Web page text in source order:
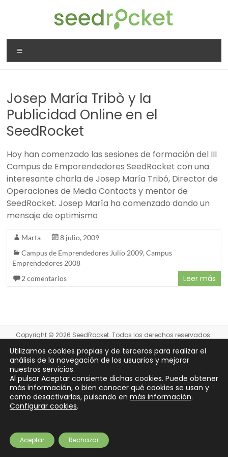
SeedRocket
La
que
nació
en
España
para
startups
TIC
en
fase
inicial
Josep María Tribò y la
Publicidad Online en el
SeedRocket
Hoy han comenzado las sesiones de formación del III
Campus de Emporendedores SeedRocket con una
interesante charla de Josep María Tribó, Director de
Operaciones de Media Contacts y mentor de
SeedRocket. Josep María ha comenzado dando un
mensaje de optimismo
Marta
8 julio, 2009
Campus de Emprendedores Julio 2009,Campus
Emprendedores 2008
2 comentarios
Leer más
Copyright © 2026 SeedRocket. Todos los derechos reservados.
Partners Preguntas frecuentes ¿Eres inversor? Contacto
Aviso legal
Financiación
Utilizamos cookies propias y de terceros para realizar el
análisis de la navegación de los usuarios y mejorar
nuestros servicios.
Al pulsar Aceptar consiente dichas cookies. Puede obtener
más información, o bien conocer qué cookies se usan y
como desactivarlas, pulsando en más información.
Configurar cookies.
Aceptar Rechazar